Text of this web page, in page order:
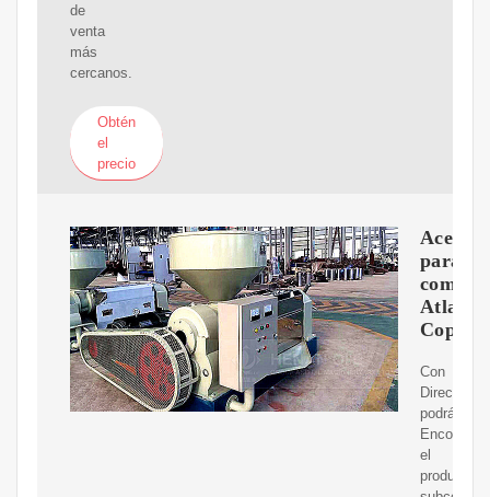
de
venta
más
cercanos.
Obtén
el
precio
Aceites
para
Atlas
Copco
Con
podrá:
Encontrar
el
producto,